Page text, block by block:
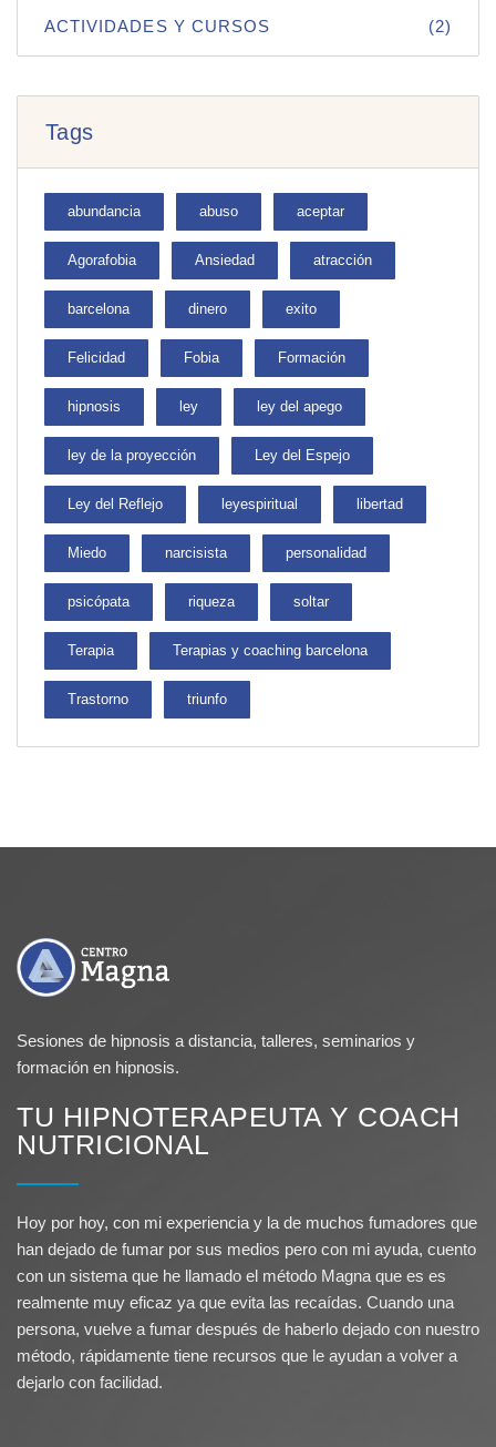
ACTIVIDADES Y CURSOS (2)
Tags
abundancia abuso aceptar
Agorafobia Ansiedad atracción
barcelona dinero exito
Felicidad Fobia Formación
hipnosis ley ley del apego
ley de la proyección Ley del Espejo
Ley del Reflejo leyespiritual libertad
Miedo narcisista personalidad
psicópata riqueza soltar
Terapia Terapias y coaching barcelona
Trastorno triunfo
Sesiones de hipnosis a distancia, talleres, seminarios y
formación en hipnosis.
TU HIPNOTERAPEUTA Y COACH
NUTRICIONAL
Hoy por hoy, con mi experiencia y la de muchos fumadores que
han dejado de fumar por sus medios pero con mi ayuda, cuento
con un sistema que he llamado el método Magna que es es
realmente muy eficaz ya que evita las recaídas. Cuando una
persona, vuelve a fumar después de haberlo dejado con nuestro
método, rápidamente tiene recursos que le ayudan a volver a
dejarlo con facilidad.